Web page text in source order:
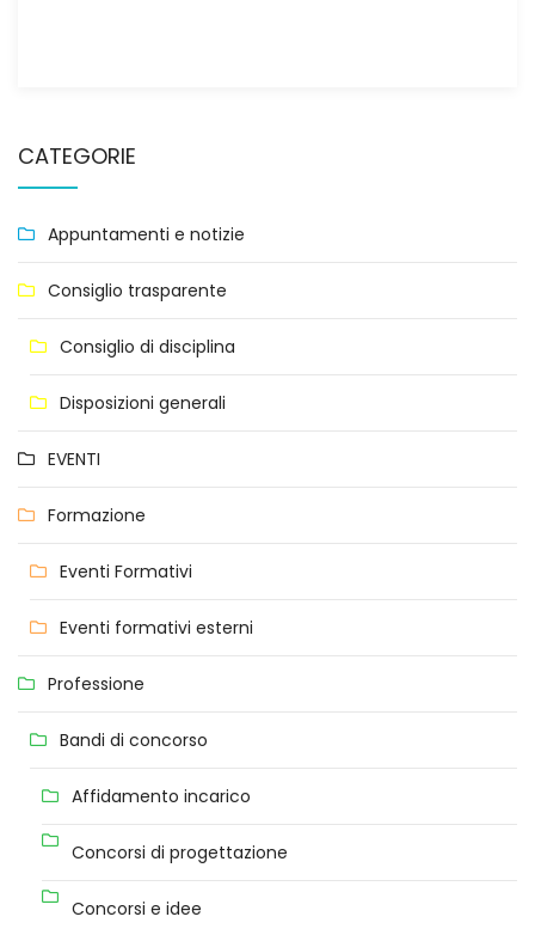
CATEGORIE
Appuntamenti e notizie
Consiglio trasparente
Consiglio di disciplina
Disposizioni generali
EVENTI
Formazione
Eventi Formativi
Eventi formativi esterni
Professione
Bandi di concorso
Affidamento incarico
Concorsi di progettazione
Concorsi e idee